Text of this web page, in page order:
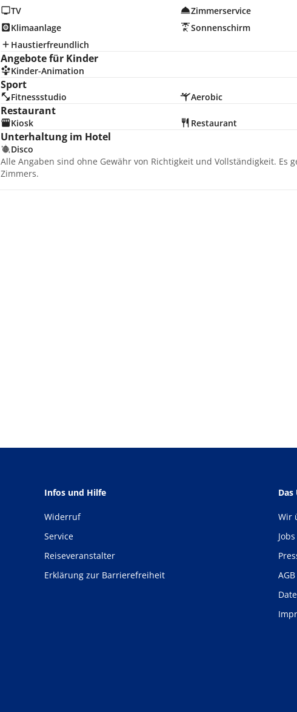
TV
Zimmerservice
Klimaanlage
Sonnenschirm
Haustierfreundlich
Angebote für Kinder
Kinder-Animation
Sport
Fitnessstudio Aerobic
Restaurant
Kiosk Restaurant
Unterhaltung im Hotel
Disco
Alle Angaben sind ohne Gewähr von Richtigkeit und Vollständigkeit. Es
Zimmers.
Infos und Hilfe
Widerruf
Service
Reiseveranstalter
Erklärung zur Barrierefreiheit
Wir
Jobs
AGB